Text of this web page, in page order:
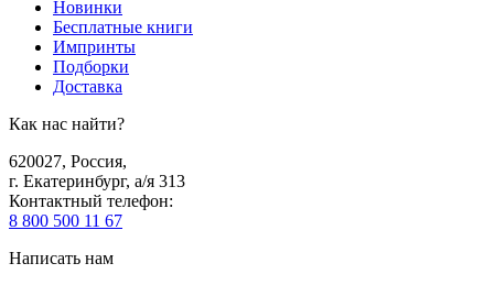
Новинки
Бесплатные книги
Импринты
Подборки
Доставка
Как нас найти?
620027, Россия,
г. Екатеринбург, а/я 313
Контактный телефон:
8 800 500 11 67
Написать нам